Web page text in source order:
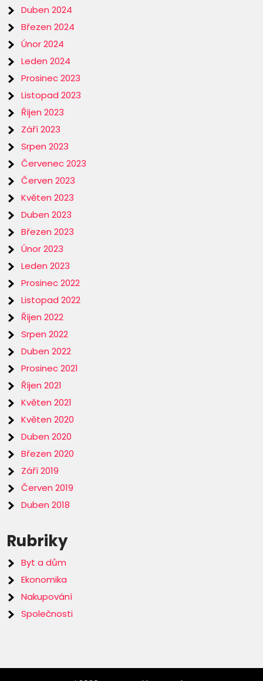
Duben 2024
Březen 2024
Únor 2024
Leden 2024
Prosinec 2023
Listopad 2023
Říjen 2023
Září 2023
Srpen 2023
Červenec 2023
Červen 2023
Květen 2023
Duben 2023
Březen 2023
Únor 2023
Leden 2023
Prosinec 2022
Listopad 2022
Říjen 2022
Srpen 2022
Duben 2022
Prosinec 2021
Říjen 2021
Květen 2021
Květen 2020
Duben 2020
Březen 2020
Září 2019
Červen 2019
Duben 2018
Rubriky
Byt a dům
Ekonomika
Nakupování
Společnosti